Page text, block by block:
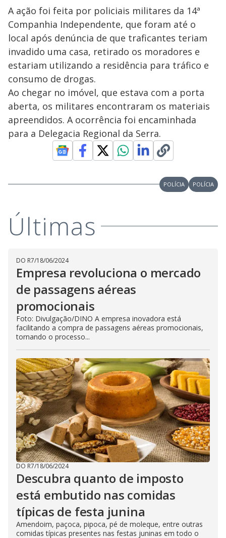
A ação foi feita por policiais militares da 14ª
Companhia Independente, que foram até o
local após denúncia de que traficantes teriam
invadido uma casa, retirado os moradores e
estariam utilizando a residência para tráfico e
consumo de drogas.
Ao chegar no imóvel, que estava com a porta
aberta, os militares encontraram os materiais
apreendidos. A ocorrência foi encaminhada
para a Delegacia Regional da Serra.
POLÍCIA POLÍCIA
Últimas
DO R7/18/06/2024
Empresa revoluciona o mercado
de passagens aéreas
promocionais
Foto: Divulgação/DINO A empresa inovadora está
facilitando a compra de passagens aéreas promocionais,
tornando o processo...
DO R7/18/06/2024
Descubra quanto de imposto
está embutido nas comidas
típicas de festa junina
Amendoim, paçoca, pipoca, pé de moleque, entre outras
comidas típicas presentes nas festas juninas em todo o